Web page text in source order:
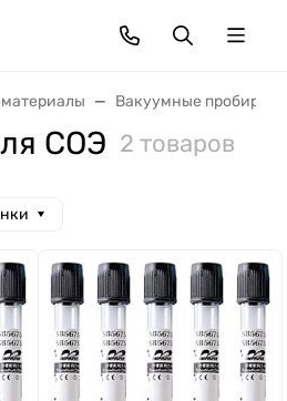
Вакуумные пробирки
СОЭ 2 товаров